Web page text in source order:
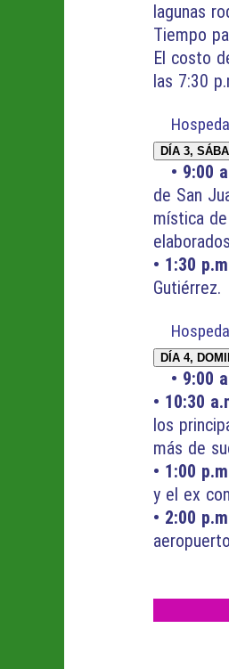
lagunas
Tiempo
El costo
las 7:30
DÍA 3,
• 9:00
de San
mística
• 1:30
Gutiérrez.
DÍA 4,
• 9:00
• 10:30
los
más de
• 1:00 p.m
y el ex
• 2:00